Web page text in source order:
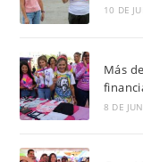
10 DE
Más
8 DE